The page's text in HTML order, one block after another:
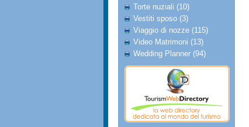
Torte nuziali (10)
Vestiti sposo (3)
Viaggio di nozze (115)
Video Matrimoni (13)
Wedding Planner (94)